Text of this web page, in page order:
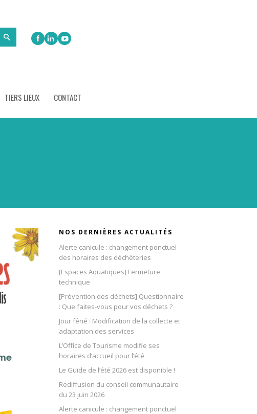
TIERS LIEUX CONTACT
NOS DERNIÈRES ACTUALITÉS
Alerte canicule : changement ponctuel
des horaires des déchèteries
[Espaces Aquatiques] Fermeture
technique
[Prévention des déchets] Questionnaire
: Que faites-vous pour vos déchets ?
Jour férié : Modification de la collecte et
adaptation des services
L’Office de Tourisme modifie ses
horaires d’accueil pour l’été
Le Guide de l’été 2026 est disponible !
Rediffusion du conseil communautaire
du 23 juin 2026
Alerte canicule : changement ponctuel